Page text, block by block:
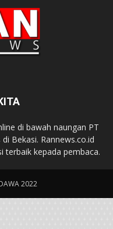
di bawah naungan PT
Bekasi. Rannews.co.id
kepada pembaca.
2022